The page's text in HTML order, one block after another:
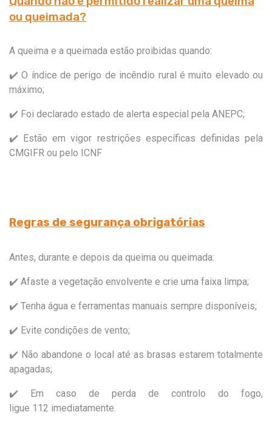
ou queimada?
A queima e a queimada estão proibidas quando:​
✔️ O índice de perigo de incêndio rural é muito elevado ou
máximo;​
✔️ Foi declarado estado de alerta especial pela ANEPC;​
✔️ Estão em vigor restrições específicas definidas pela
CMGIFR ou pelo ICNF
Regras de segurança obrigatórias
Antes, durante e depois da queima ou queimada:
✔️ Afaste a vegetação envolvente e crie uma faixa limpa;
✔️ Tenha água e ferramentas manuais sempre disponíveis;
✔️ Evite condições de vento;
✔️ Não abandone o local até as brasas estarem totalmente
apagadas;
✔️ Em caso de perda de controlo do fogo,
ligue 112 imediatamente.